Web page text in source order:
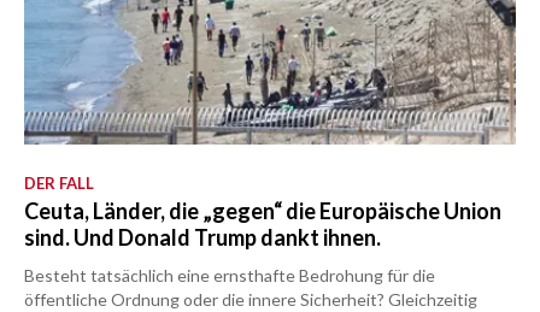
DER FALL
Ceuta, Länder, die „gegen“ die Europäische Union
sind. Und Donald Trump dankt ihnen.
Besteht tatsächlich eine ernsthafte Bedrohung für die
öffentliche Ordnung oder die innere Sicherheit? Gleichzeitig